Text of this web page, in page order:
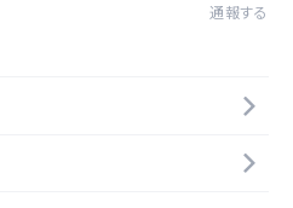
通報する